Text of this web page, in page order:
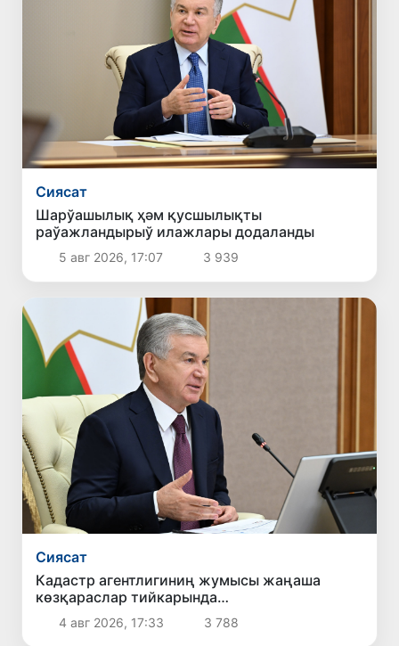
Сиясат
Шарўашылық ҳәм қусшылықты
раўажландырыў илажлары додаланды
5 авг 2026, 17:07 3 939
Сиясат
Кадастр агентлигиниң жумысы жаңаша
көзқараслар тийкарында
шөлкемлестириледи
4 авг 2026, 17:33 3 788